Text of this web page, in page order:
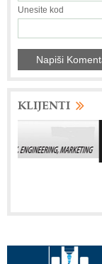
Unesite kod
KLIJENTI